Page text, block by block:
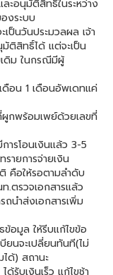
ะอนุมัติสิทธิ์ในระหว่าง
งระบบ
ป็นวันประมวลผล เจ้า
ติสิทธิ์ได้ แต่จะเป็น
ดิม ในกรณีมีผู้
ดือน 1 เดือนอัพเดทแค่
ผูกพร้อมเพย์ด้วยเลขที่
ารโอนเงินเเล้ว 3-5
ายการจ่ายเงิน
คือให้รอตามลำดับ
.ตรวจเอกสารแล้ว
ถนำส่งเอกสารเพิ่ม
อมูล ให้รีบเเก้ไขข้อ
ยนจะเปลี่ยนทันที(ไม่
ด้) สถานะ
รับเงินเร็ว แก้ไขช้า